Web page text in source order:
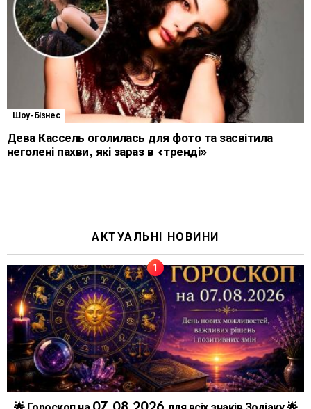
Шоу-Бізнес
Дева Кассель оголилась для фото та засвітила
неголені пахви, які зараз в «тренді»
АКТУАЛЬНІ НОВИНИ